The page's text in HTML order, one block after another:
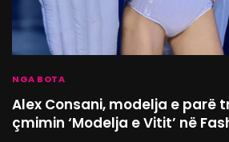
NGA BOTA
Alex Consani, modelja e parë
çmimin ‘Modelja e Vitit’ në